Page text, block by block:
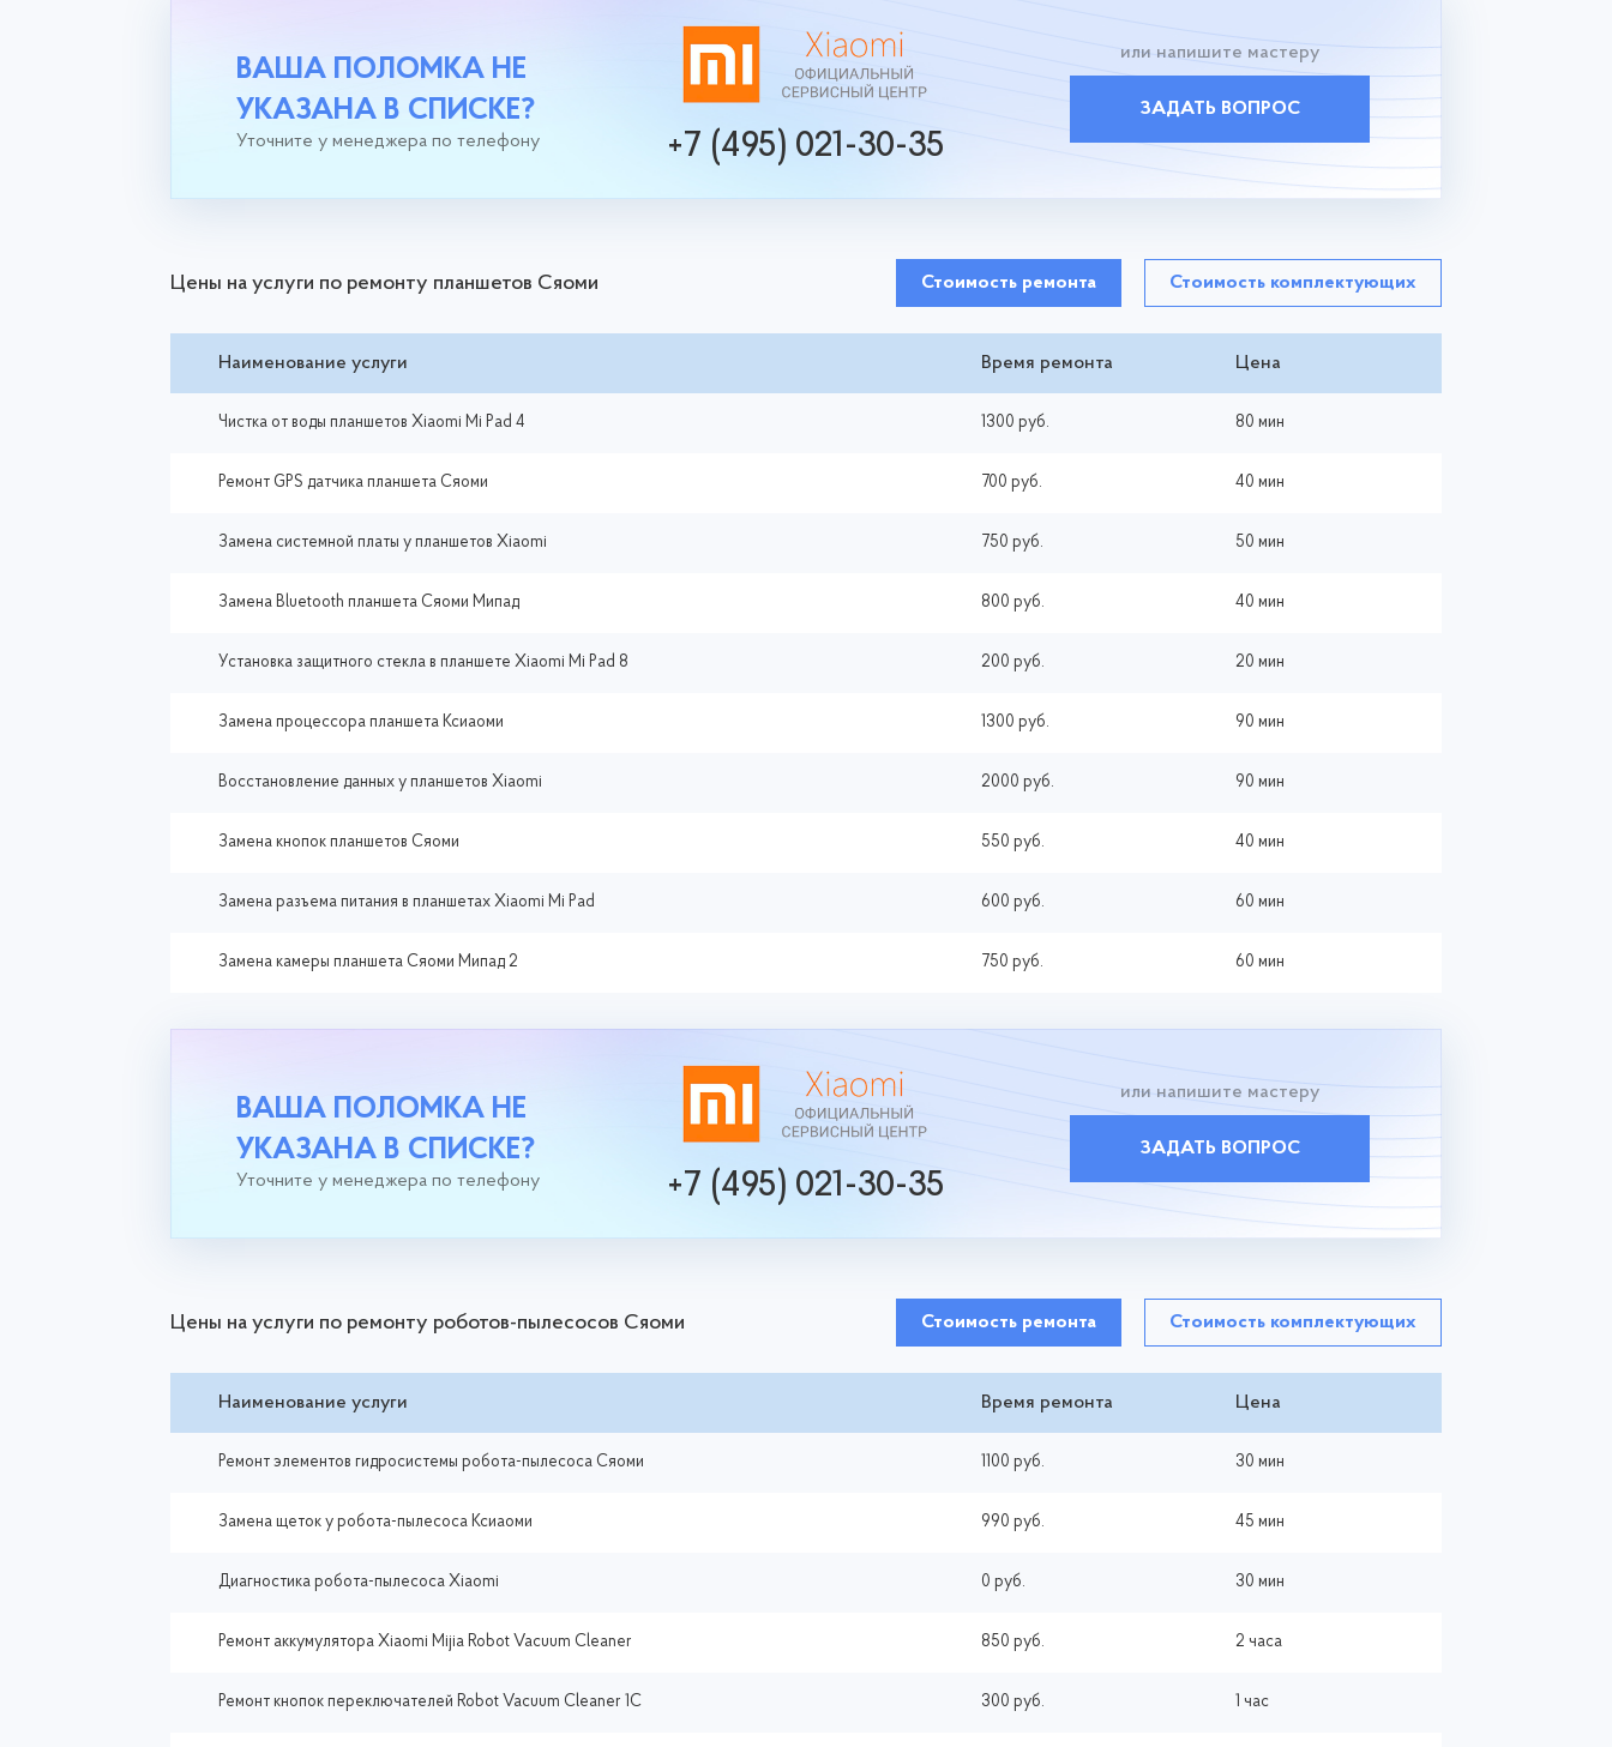
ВАША ПОЛОМКА НЕ
УКАЗАНА В СПИСКЕ?
Уточните у менеджера по телефону +7 (495) 021-30-35
или напишите мастеру
ЗАДАТЬ ВОПРОС
Цены на услуги по ремонту планшетов Сяоми Стоимость ремонта Стоимость комплектующих
Наименование услуги Время ремонта Цена
Чистка от воды планшетов Xiaomi Mi Pad 4 1300 руб. 80 мин
Ремонт GPS датчика планшета Сяоми 700 руб. 40 мин
Замена системной платы у планшетов Xiaomi 750 руб. 50 мин
Замена Bluetooth планшета Сяоми Мипад 800 руб. 40 мин
Установка защитного стекла в планшете Xiaomi Mi Pad 8 200 руб. 20 мин
Замена процессора планшета Ксиаоми 1300 руб. 90 мин
Восстановление данных у планшетов Xiaomi 2000 руб. 90 мин
Замена кнопок планшетов Сяоми 550 руб. 40 мин
Замена разъема питания в планшетах Xiaomi Mi Pad 600 руб. 60 мин
Замена камеры планшета Сяоми Мипад 2 750 руб. 60 мин
ВАША ПОЛОМКА НЕ
УКАЗАНА В СПИСКЕ?
Уточните у менеджера по телефону +7 (495) 021-30-35
или напишите мастеру
ЗАДАТЬ ВОПРОС
Цены на услуги по ремонту роботов-пылесосов Сяоми Стоимость ремонта Стоимость комплектующих
Наименование услуги Время ремонта Цена
Ремонт элементов гидросистемы робота-пылесоса Сяоми 1100 руб. 30 мин
Замена щеток у робота-пылесоса Ксиаоми 990 руб. 45 мин
Диагностика робота-пылесоса Xiaomi 0 руб. 30 мин
Ремонт аккумулятора Xiaomi Mijia Robot Vacuum Cleaner 850 руб. 2 часа
Ремонт кнопок переключателей Robot Vacuum Cleaner 1C 300 руб. 1 час